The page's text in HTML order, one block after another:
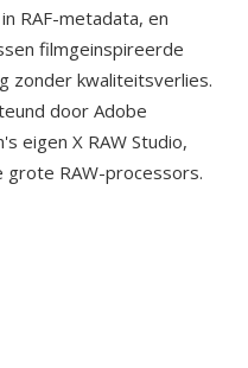
RAF-metadata, en
filmgeinspireerde
zonder kwaliteitsverlies.
door Adobe
eigen X RAW Studio,
grote RAW-processors.